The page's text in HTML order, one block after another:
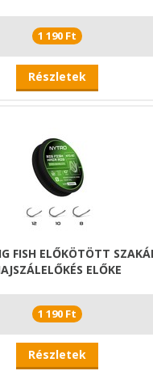
1 190 Ft
Részletek
FISH ELŐKÖTÖTT
ELŐKE
1 190 Ft
Részletek